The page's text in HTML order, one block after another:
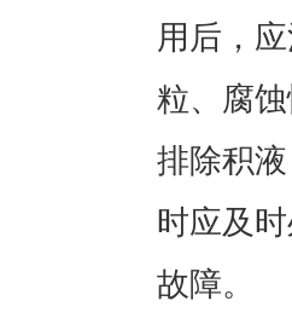
用后，
粒、腐
排除积
时应及
故障。